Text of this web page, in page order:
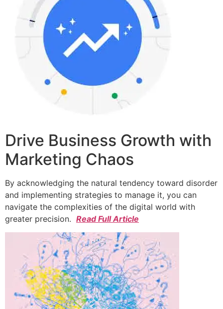
Drive Business Growth with
Marketing Chaos
By acknowledging the natural tendency toward disorder
and implementing strategies to manage it, you can
navigate the complexities of the digital world with
greater precision. Read Full Article